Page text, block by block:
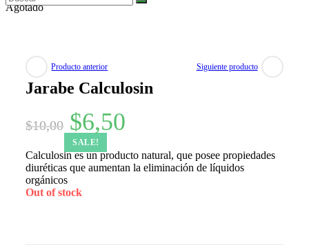
Agotado
SALE!
Producto anterior Siguiente producto
Jarabe Calculosin
$10,00 $6,50
Calculosin es un producto natural, que posee propiedades
diuréticas que aumentan la eliminación de líquidos
orgánicos
Out of stock